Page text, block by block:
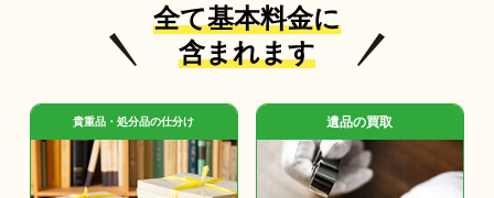
全て基本料金に
含まれます
貴重品・処分品の仕分け 遺品の買取